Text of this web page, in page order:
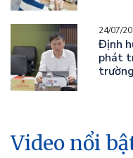
24/07/
Định
phát
Video nổi